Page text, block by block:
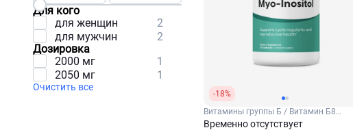
Для кого
для женщин
2
для мужчин
2
Дозировка
2000 мг
1
2050 мг
1
Очистить все
-18%
Витамины группы Б / Витамин Б8
(Инозитол)
Временно отсутствует